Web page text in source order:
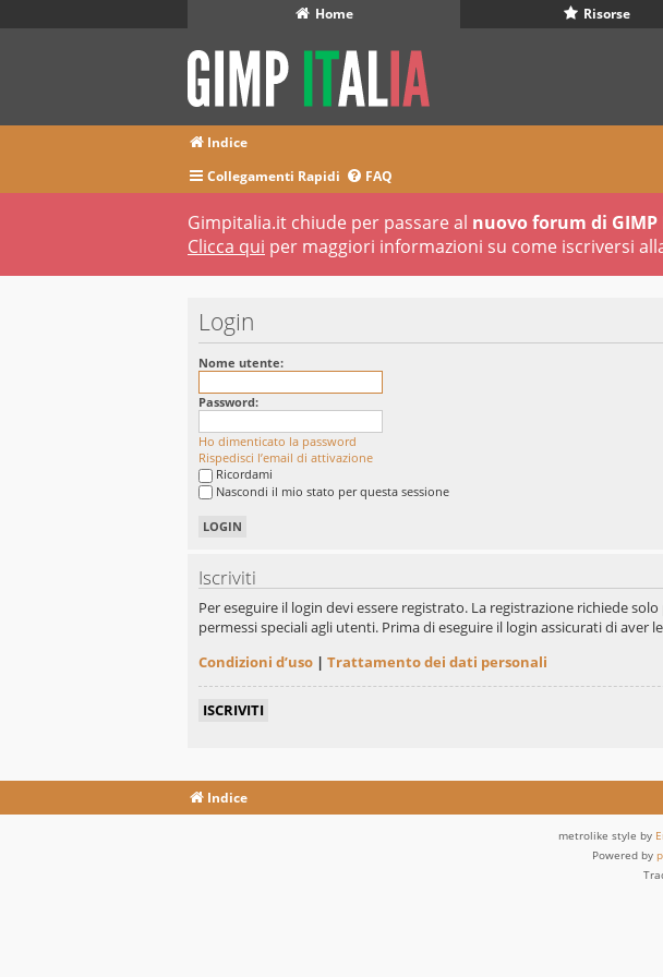
Home Risorse
Indice
Collegamenti Rapidi
FAQ
Gimpitalia.it chiude per passare al nuovo forum di
Clicca qui per maggiori informazioni su come iscriversi
Login
Nome utente:
Password:
Ho dimenticato la password
Rispedisci l’email di attivazione
Ricordami
Nascondi il mio stato per questa sessione
Iscriviti
Per eseguire il login devi essere registrato. La registrazione richiede
permessi speciali agli utenti. Prima di eseguire il login assicurati di aver
Condizioni d’uso | Trattamento dei dati personali
ISCRIVITI
Indice
metrolike style by
Powered by